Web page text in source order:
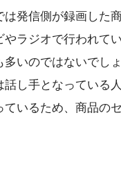
発信側が録画した
ラジオで行われて
いのではないでし
し手となっている
いるため、商品の